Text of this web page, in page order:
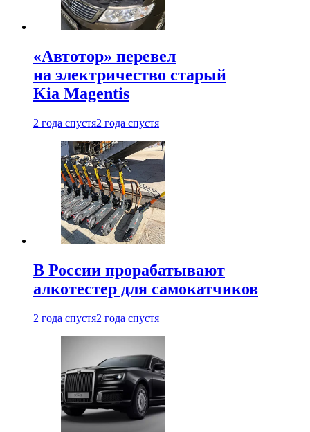
«Автотор» перевел
на электричество старый
Kia Magentis
2 года спустя2 года спустя
В России прорабатывают
алкотестер для самокатчиков
2 года спустя2 года спустя